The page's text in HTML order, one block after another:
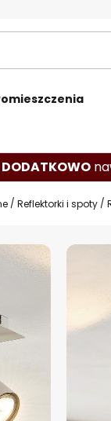
DODATKOWO
Reflektorki i spoty